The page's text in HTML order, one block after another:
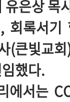
유은상 목
회록서
(큰빛교
했다.
에서는